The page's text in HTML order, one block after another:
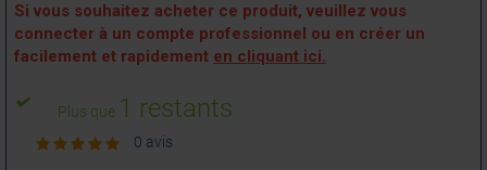
Si vous souhaitez acheter ce produit, veuillez vous
connecter à un compte professionnel ou en créer un
facilement et rapidement en cliquant ici.
Plus que 1 restants
0 avis